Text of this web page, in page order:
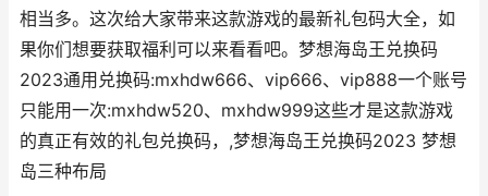
相当多。这次给大家带来这款游戏的最新礼包码大全，如
果你们想要获取福利可以来看看吧。梦想海岛王兑换码
2023通用兑换码:mxhdw666、vip666、vip888一个账号
只能用一次:mxhdw520、mxhdw999这些才是这款游戏
的真正有效的礼包兑换码，,梦想海岛王兑换码2023 梦想
岛三种布局